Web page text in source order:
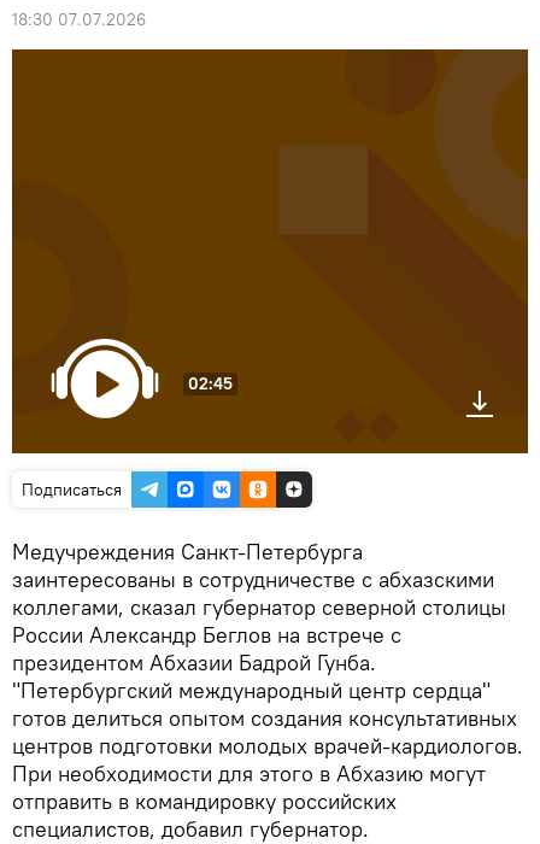
18:30 07.07.2026
02:45
Подписаться
Медучреждения Санкт-Петербурга
заинтересованы в сотрудничестве с абхазскими
коллегами, сказал губернатор северной столицы
России Александр Беглов на встрече с
президентом Абхазии Бадрой Гунба.
"Петербургский международный центр сердца"
готов делиться опытом создания консультативных
центров подготовки молодых врачей-кардиологов.
При необходимости для этого в Абхазию могут
отправить в командировку российских
специалистов, добавил губернатор.